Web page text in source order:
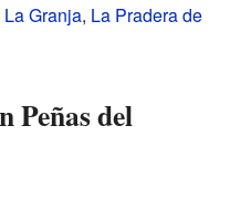
La Granja, La Pradera de
Peñas del